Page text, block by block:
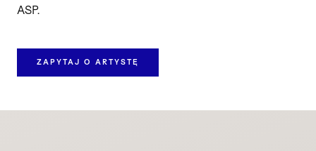
ASP.
ZAPYTAJ O ARTYSTĘ